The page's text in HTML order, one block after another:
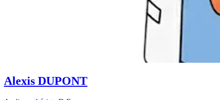
Alexis DUPONT